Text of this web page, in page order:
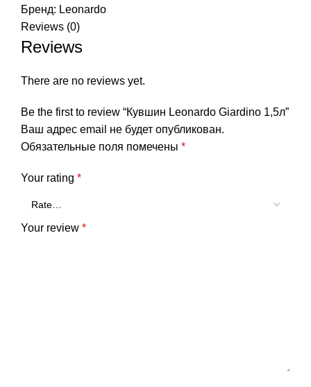
Бренд: Leonardo
Reviews (0)
Reviews
There are no reviews yet.
Be the first to review “Кувшин Leonardo Giardino 1,5л”
Ваш адрес email не будет опубликован.
Обязательные поля помечены *
Your rating *
Your review *